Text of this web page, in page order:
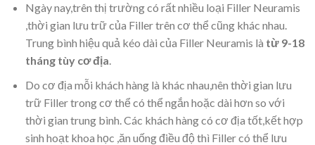
Ngày nay,trên thị trường có rất nhiều loại Filler Neuramis
,thời gian lưu trữ của Filler trên cơ thể cũng khác nhau.
Trung bình hiệu quả kéo dài của Filler Neuramis là từ 9-18
tháng tùy cơ địa.
Do cơ địa mỗi khách hàng là khác nhau,nên thời gian lưu
trữ Filler trong cơ thể có thể ngắn hoặc dài hơn so với
thời gian trung bình. Các khách hàng có cơ địa tốt,kết hợp
sinh hoạt khoa học ,ăn uống điều độ thì Filler có thể lưu